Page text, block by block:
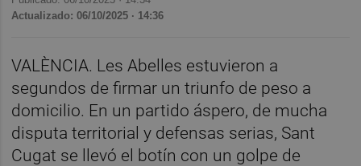
Actualizado: 06/10/2025 · 14:36
VALÈNCIA. Les Abelles estuvieron a
segundos de firmar un triunfo de peso a
domicilio. En un partido áspero, de mucha
disputa territorial y defensas serias, Sant
Cugat se llevó el botín con un golpe de